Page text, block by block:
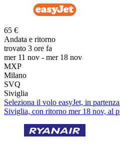
65 €
Andata e ritorno
trovato 3 ore fa
mer 11 nov - mer 18 nov
MXP
Milano
SVQ
Siviglia
Seleziona il volo easyJet, in
Siviglia, con ritorno mer 18 nov, al